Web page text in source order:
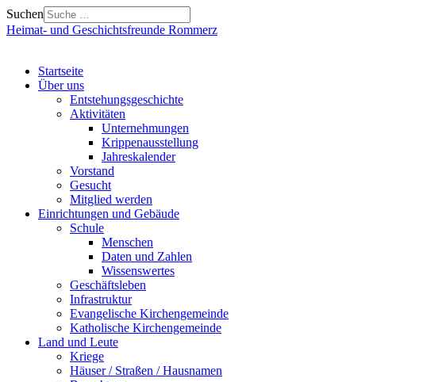
Suchen
Heimat- und Geschichtsfreunde Rommerz
Startseite
Über uns
Entstehungsgeschichte
Aktivitäten
Unternehmungen
Krippenausstellung
Jahreskalender
Vorstand
Gesucht
Mitglied werden
Einrichtungen und Gebäude
Schule
Menschen
Daten und Zahlen
Wissenswertes
Geschäftsleben
Infrastruktur
Evangelische Kirchengemeinde
Katholische Kirchengemeinde
Land und Leute
Kriege
Häuser / Straßen / Hausnamen